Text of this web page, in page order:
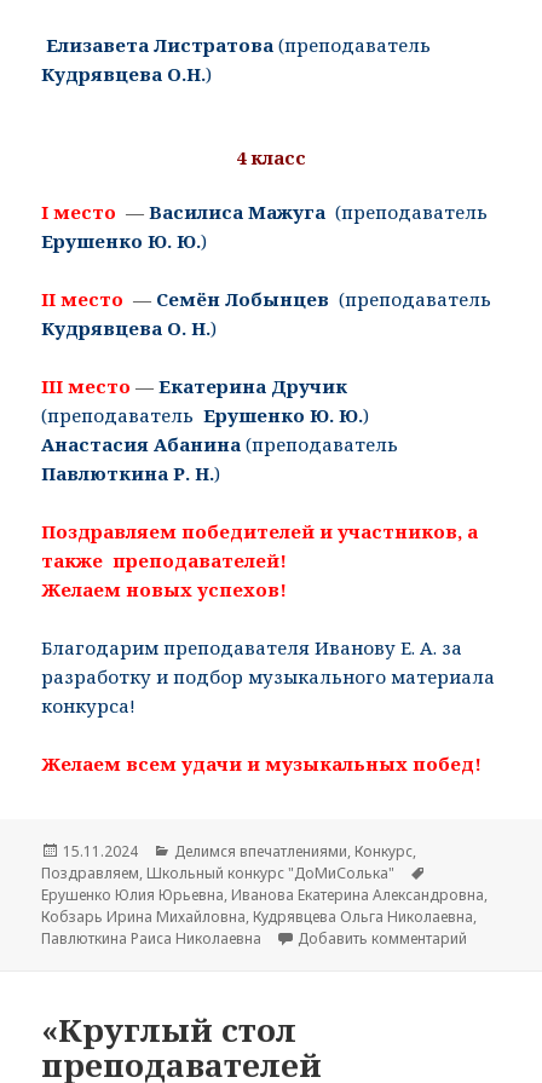
Елизавета Листратова (преподаватель
Кудрявцева О.Н.)
4 класс
I место —ВасилисаМажуга(преподаватель
Ерушенко Ю. Ю.)
II место — Семён Лобынцев (преподаватель
Кудрявцева О. Н.)
III место —Екатерина Дручик
(преподавательЕрушенко Ю. Ю.)
Анастасия Абанина(преподаватель
Павлюткина Р. Н.)
Поздравляем победителей и участников, а
также преподавателей!
Желаем новых успехов!
Благодарим преподавателя Иванову Е. А. за
разработку и подбор музыкального материала
конкурса!
Желаем всем удачи и музыкальных побед!
Опубликовано
15.11.2024 Рубрики
Делимся впечатлениями, Конкурс,
Поздравляем, Школьный конкурс "ДоМиСолька"
Ерушенко Юлия Юрьевна, Иванова Екатерина Александровна,
Кобзарь Ирина Михайловна, Кудрявцева Ольга Николаевна,
Павлюткина Раиса Николаевна
Добавить комментарий
«Круглый стол
преподавателей